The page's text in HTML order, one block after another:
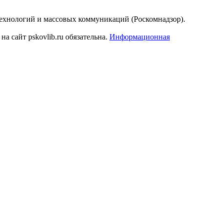
и массовых коммуникаций (Роскомнадзор).
сайт pskovlib.ru обязательна. Информационная